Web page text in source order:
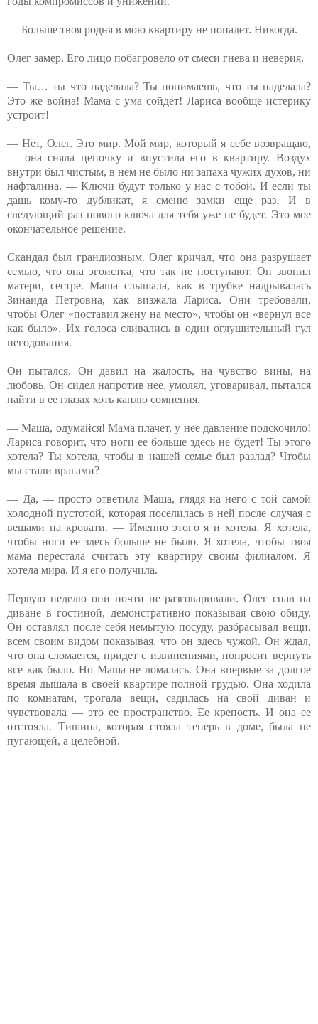
— Больше твоя родня в мою квартиру не попадет. Никогда.
Олег замер. Его лицо побагровело от смеси гнева и неверия.
— Ты… ты что наделала? Ты понимаешь, что ты наделала?
Это же война! Мама с ума сойдет! Лариса вообще истерику
устроит!
— Нет, Олег. Это мир. Мой мир, который я себе возвращаю,
— она сняла цепочку и впустила его в квартиру. Воздух
внутри был чистым, в нем не было ни запаха чужих духов, ни
нафталина. — Ключи будут только у нас с тобой. И если ты
дашь кому-то дубликат, я сменю замки еще раз. И в
следующий раз нового ключа для тебя уже не будет. Это мое
окончательное решение.
Скандал был грандиозным. Олег кричал, что она разрушает
семью, что она эгоистка, что так не поступают. Он звонил
матери, сестре. Маша слышала, как в трубке надрывалась
Зинаида Петровна, как визжала Лариса. Они требовали,
чтобы Олег «поставил жену на место», чтобы он «вернул все
как было». Их голоса сливались в один оглушительный гул
негодования.
Он пытался. Он давил на жалость, на чувство вины, на
любовь. Он сидел напротив нее, умолял, уговаривал, пытался
найти в ее глазах хоть каплю сомнения.
— Маша, одумайся! Мама плачет, у нее давление подскочило!
Лариса говорит, что ноги ее больше здесь не будет! Ты этого
хотела? Ты хотела, чтобы в нашей семье был разлад? Чтобы
мы стали врагами?
— Да, — просто ответила Маша, глядя на него с той самой
холодной пустотой, которая поселилась в ней после случая с
вещами на кровати. — Именно этого я и хотела. Я хотела,
чтобы ноги ее здесь больше не было. Я хотела, чтобы твоя
мама перестала считать эту квартиру своим филиалом. Я
хотела мира. И я его получила.
Первую неделю они почти не разговаривали. Олег спал на
диване в гостиной, демонстративно показывая свою обиду.
Он оставлял после себя немытую посуду, разбрасывал вещи,
всем своим видом показывая, что он здесь чужой. Он ждал,
что она сломается, придет с извинениями, попросит вернуть
все как было. Но Маша не ломалась. Она впервые за долгое
время дышала в своей квартире полной грудью. Она ходила
по комнатам, трогала вещи, садилась на свой диван и
чувствовала — это ее пространство. Ее крепость. И она ее
отстояла. Тишина, которая стояла теперь в доме, была не
пугающей, а целебной.